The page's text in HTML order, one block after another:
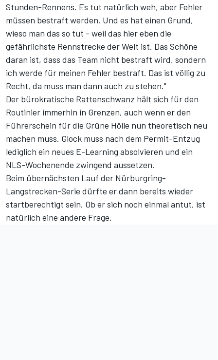
Stunden-Rennens. Es tut natürlich weh, aber Fehler
müssen bestraft werden. Und es hat einen Grund,
wieso man das so tut - weil das hier eben die
gefährlichste Rennstrecke der Welt ist. Das Schöne
daran ist, dass das Team nicht bestraft wird, sondern
ich werde für meinen Fehler bestraft. Das ist völlig zu
Recht, da muss man dann auch zu stehen."
Der bürokratische Rattenschwanz hält sich für den
Routinier immerhin in Grenzen, auch wenn er den
Führerschein für die Grüne Hölle nun theoretisch neu
machen muss. Glock muss nach dem Permit-Entzug
lediglich ein neues E-Learning absolvieren und ein
NLS-Wochenende zwingend aussetzen.
Beim übernächsten Lauf der Nürburgring-
Langstrecken-Serie dürfte er dann bereits wieder
startberechtigt sein. Ob er sich noch einmal antut, ist
natürlich eine andere Frage.